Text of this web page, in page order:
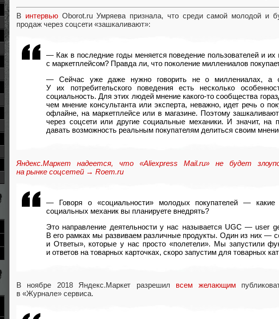
В интервьюOborot.ru Умряева признала, что среди самой молодой и
продаж через соцсети «зашкаливают»:
— Как в последние годы меняется поведение пользователей и их
с маркетплейсом? Правда ли, что поколение миллениалов
— Сейчас уже даже нужно говорить не о миллениалах,
а
У их потребительского поведения есть несколько
социальность. Для этих людей мнение какого-то сообщества
чем мнение консультанта или эксперта, неважно, идет речь о
офлайне, на маркетплейсе или в магазине. Поэтому
через соцсети или другие социальные механики. И значит, на
давать возможность реальным покупателям делиться своим
Яндекс.Маркет надеется, что «Aliexpress Mail.ru» не будет
на рынке соцсетей → Roem.ru
— Говоря о «социальности» молодых покупателей —
социальных механик вы планируете внедрять?
Это направление деятельности у нас называется UGC — user
В его рамках мы развиваем различные продукты. Один из них —
и Ответы», которые у нас просто «полетели». Мы запустили
и ответов на товарных карточках, скоро запустим для товарных
В ноябре 2018 Яндекс.Маркет разрешил всем желающим
в «Журнале» сервиса.